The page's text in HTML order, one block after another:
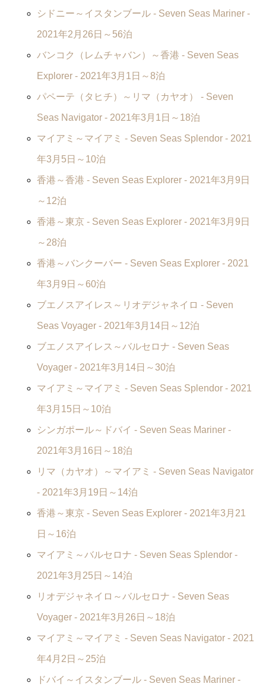
シドニー～イスタンブール - Seven Seas Mariner-
2021年2月26日～56泊
バンコク（レムチャバン）～香港 - Seven Seas
Explorer- 2021年3月1日～8泊
パペーテ（タヒチ）～リマ（カヤオ） - Seven
Seas Navigator- 2021年3月1日～18泊
マイアミ～マイアミ - Seven Seas Splendor- 2021
年3月5日～10泊
香港～香港 - Seven Seas Explorer- 2021年3月9日
～12泊
香港～東京 - Seven Seas Explorer- 2021年3月9日
～28泊
香港～バンクーバー - Seven Seas Explorer- 2021
年3月9日～60泊
ブエノスアイレス～リオデジャネイロ - Seven
Seas Voyager- 2021年3月14日～12泊
ブエノスアイレス～バルセロナ - Seven Seas
Voyager- 2021年3月14日～30泊
マイアミ～マイアミ - Seven Seas Splendor- 2021
年3月15日～10泊
シンガポール～ドバイ - Seven Seas Mariner-
2021年3月16日～18泊
リマ（カヤオ）～マイアミ - Seven Seas Navigator
- 2021年3月19日～14泊
香港～東京 - Seven Seas Explorer- 2021年3月21
日～16泊
マイアミ～バルセロナ - Seven Seas Splendor-
2021年3月25日～14泊
リオデジャネイロ～バルセロナ - Seven Seas
Voyager- 2021年3月26日～18泊
マイアミ～マイアミ - Seven Seas Navigator- 2021
年4月2日～25泊
ドバイ～イスタンブール - Seven Seas Mariner-